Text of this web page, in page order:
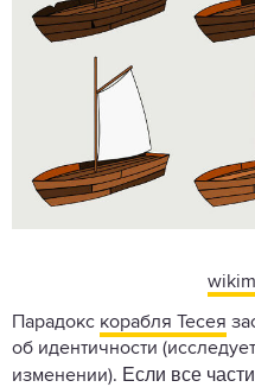
Парадокс корабля Тесея
об идентичности
изменении). Если все